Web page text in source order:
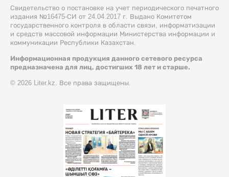
Свидетельство о постановке на учет периодического печатного
издания №16475-СИ от 24.04.2017 г. Выдано Комитетом
государственного контроля в области связи, информатизации
и средств массовой информации Министерства информации и
коммуникации Республики Казахстан.
Информационная продукция данного сетевого ресурса
предназначена для лиц, достигших 18 лет и старше.
© 2026 Liter.kz. Все права защищены.